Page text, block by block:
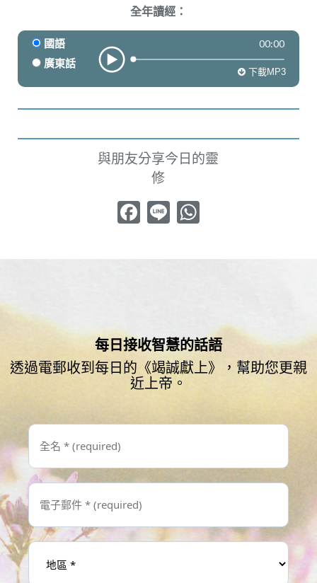
全年讀經：
國語
廣東話
00:00
下載MP3
與朋友分享今日的靈
修
Facebook
Line WhatsApp
每日接收智慧的話語
透過電郵收到每日的《竭誠獻上》，幫助您更親
近上帝。